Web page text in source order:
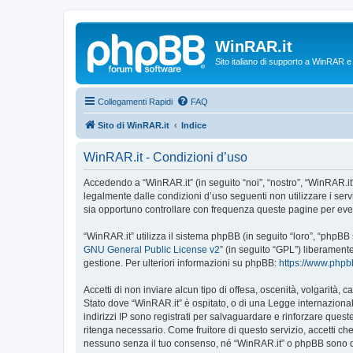
WinRAR.it
Sito italiano di supporto a WinRAR
Collegamenti Rapidi FAQ
Sito di WinRAR.it Indice
WinRAR.it - Condizioni d’uso
Accedendo a “WinRAR.it” (in seguito “noi”, “nostro”,
legalmente dalle condizioni d’uso seguenti non utilizzare i
sia opportuno controllare con frequenza queste pagine per
“WinRAR.it” utilizza il sistema phpBB (in seguito “loro”,
GNU General Public License v2” (in seguito “GPL”)
gestione. Per ulteriori informazioni su phpBB: https://
Accetti di non inviare alcun tipo di offesa, oscenità, volgarità,
Stato dove “WinRAR.it” è ospitato, o di una Legge
indirizzi IP sono registrati per salvaguardare e rinforzare
ritenga necessario. Come fruitore di questo servizio, accetti
nessuno senza il tuo consenso, né “WinRAR.it” o phpBB